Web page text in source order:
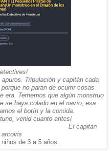
apuros. Tripulación y capitán cada
no paran de ocurrir cosas
era. Tememos que algún monstruo
se haya colado en el navío, esa
el botín y la comida.
venid cuanto antes!
de 3 a 5 años.